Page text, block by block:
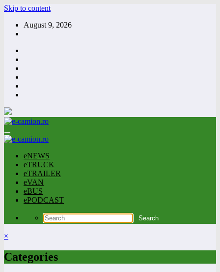
Skip to content
August 9, 2026
eNEWS
eTRUCK
eTRAILER
eVAN
eBUS
ePODCAST
×
Categories